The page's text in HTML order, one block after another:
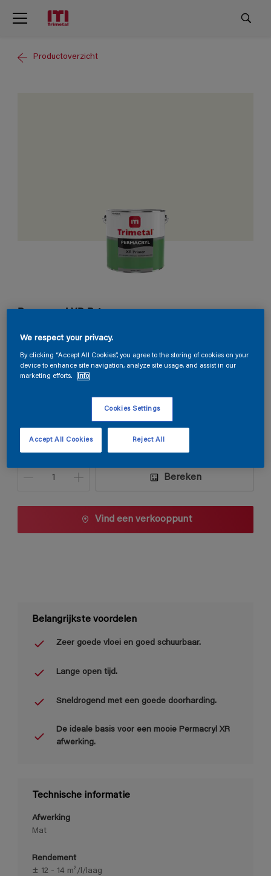
Productoverzicht
Permacryl XR Primer
G9.03.88
Kleur wijzigen
Verpakkingsgrootte
1 L
Aantal Verfcalculator
Bereken
Vind een verkooppunt
Belangrijkste voordelen
Zeer goede vloei en goed schuurbaar.
Lange open tijd.
Sneldrogend met een goede doorharding.
De ideale basis voor een mooie Permacryl XR
afwerking.
Technische informatie
Afwerking
Mat
Rendement
± 12 - 14 m²/l/laag
We respect your privacy.
By clicking “Accept All Cookies”, you agree to the storing of cookies on your
device to enhance site navigation, analyze site usage, and assist in our
marketing efforts.
Info
Cookies Settings
Reject All
Accept All Cookies